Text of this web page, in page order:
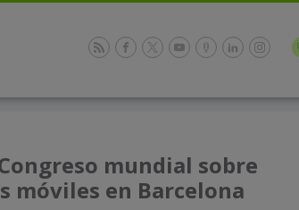
mundial sobre
móviles en Barcelona